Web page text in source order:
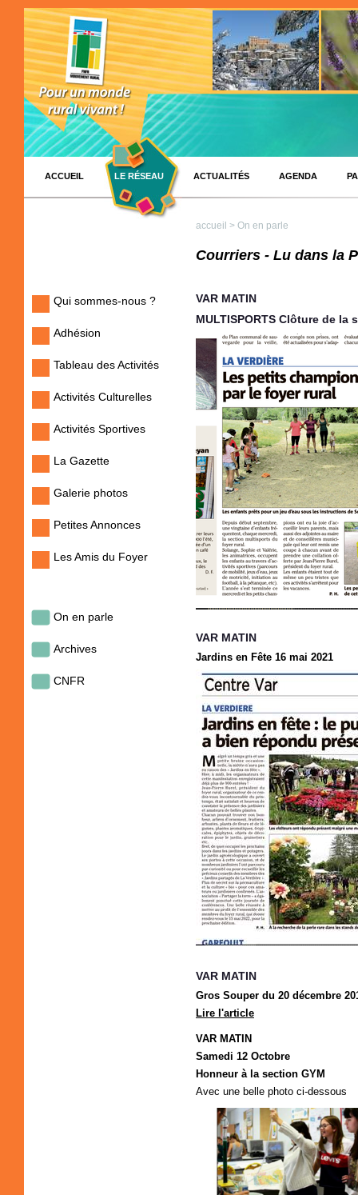
ACCUEIL LE RÉSEAU ACTUALITÉS AGENDA
Qui sommes-nous ?
Adhésion
Tableau des Activités
Activités Culturelles
Activités Sportives
La Gazette
Galerie photos
Petites Annonces
Les Amis du Foyer
On en parle
Archives
CNFR
accueil > On en parle
Courriers - Lu dans la
VAR MATIN
MULTISPORTS Clôture de la
VAR MATIN
Jardins en Fête 16 mai 2021
VAR MATIN
Gros Souper du 20 décembre
Lire l'article
VAR MATIN
Samedi 12 Octobre
Honneur à la section GYM
Avec une belle photo ci-dessous